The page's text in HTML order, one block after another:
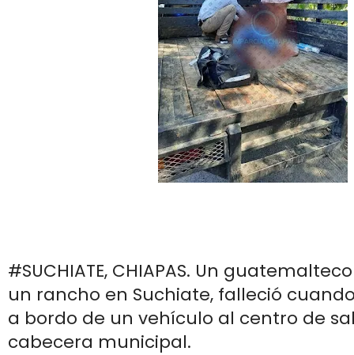
#SUCHIATE, CHIAPAS. Un
un rancho en Suchiate, falleció
a bordo de un vehículo al centro de
cabecera municipal.